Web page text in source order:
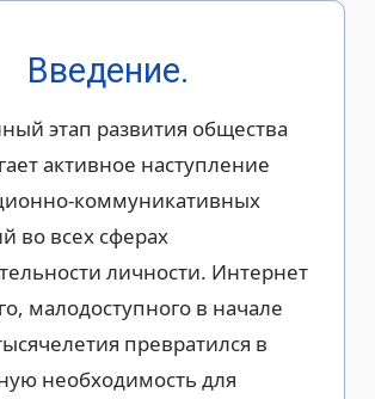
Введение.
этап развития общества
активное наступление
коммуникативных
во всех сферах
личности. Интернет
малодоступного в начале
превратился в
необходимость для